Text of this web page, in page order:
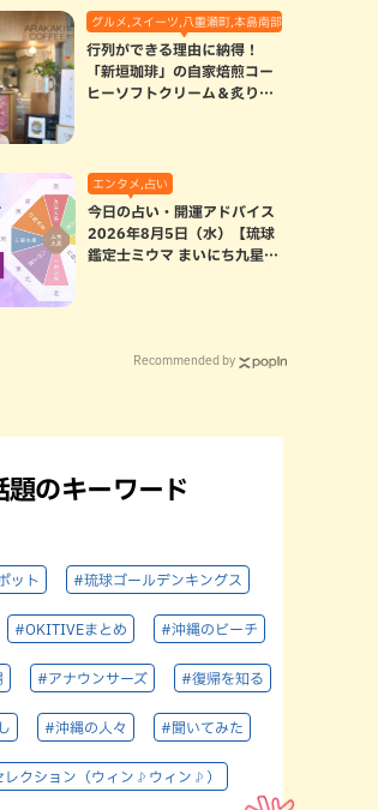
グルメ,スイーツ,八重瀬町,本島南部
行列ができる理由に納得！
「新垣珈琲」の自家焙煎コー
ヒーソフトクリーム＆炙りマ
エンタメ,占い
今日の占い・開運アドバイス
2026年8月5日（水）【琉球
鑑定士ミウマ まいにち九星気
Recommended by
題のキーワード
ット #琉球ゴールデンキングス
#OKITIVEまとめ #沖縄のビーチ
#アナウンサーズ #復帰を知る
#沖縄の人々 #聞いてみた
レクション（ウィン♪ウィン♪）